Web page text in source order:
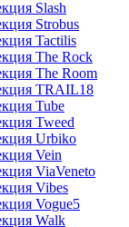
Slash
Strobus
Tactilis
The Rock
The Room
TRAIL18
Tube
Tweed
Urbiko
Vein
ViaVeneto
Vibes
Vogue5
Walk